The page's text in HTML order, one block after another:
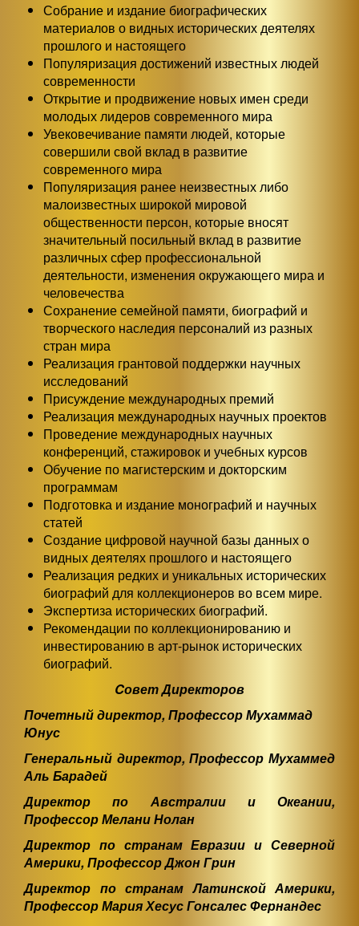
Собрание и издание биографических
материалов о видных исторических деятелях
прошлого и настоящего
Популяризация достижений известных людей
современности
Открытие и продвижение новых имен среди
молодых лидеров современного мира
Увековечивание памяти людей, которые
совершили свой вклад в развитие
современного мира
Популяризация ранее неизвестных либо
малоизвестных широкой мировой
общественности персон, которые вносят
значительный посильный вклад в развитие
различных сфер профессиональной
деятельности, изменения окружающего мира и
человечества
Сохранение семейной памяти, биографий и
творческого наследия персоналий из разных
стран мира
Реализация грантовой поддержки научных
исследований
Присуждение международных премий
Реализация международных научных проектов
Проведение международных научных
конференций, стажировок и учебных курсов
Обучение по магистерским и докторским
программам
Подготовка и издание монографий и научных
статей
Создание цифровой научной базы данных о
видных деятелях прошлого и настоящего
Реализация редких и уникальных исторических
биографий для коллекционеров во всем мире.
Экспертиза исторических биографий.
Рекомендации по коллекционированию и
инвестированию в арт-рынок исторических
биографий.
Cовет Директоров
Почетный директор, Профессор Мухаммад
Юнус
Генеральный директор, Профессор Мухаммед
Аль Барадей
Директор по Австралии и Океании,
Профессор Мелани Нолан
Директор по странам Евразии и Северной
Америки, Профессор Джон Грин
Директор по странам Латинской Америки,
Профессор Мария Хесус Гонсалес Фернандес